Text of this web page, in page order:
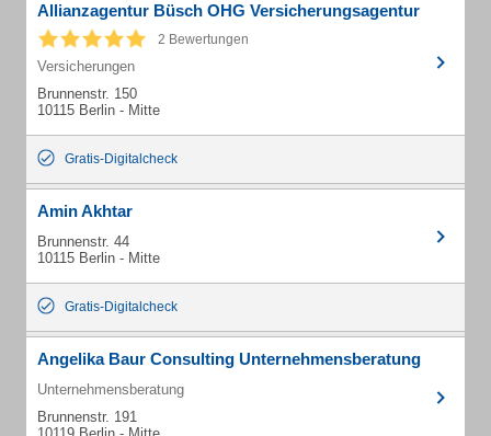
Allianzagentur Büsch OHG Versicherungsagentur
2 Bewertungen
Versicherungen
Brunnenstr. 150
10115 Berlin - Mitte
Gratis-Digitalcheck
Amin Akhtar
Brunnenstr. 44
10115 Berlin - Mitte
Gratis-Digitalcheck
Angelika Baur Consulting Unternehmensberatung
Unternehmensberatung
Brunnenstr. 191